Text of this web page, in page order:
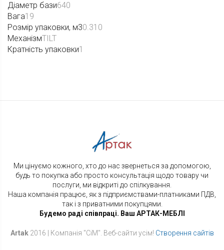
Діаметр бази640
Вага19
Розмір упаковки, м30.310
МеханізмTILT
Кратність упаковки1
Ми цінуємо кожного, хто до нас звернеться за допомогою,
будь то покупка або просто консультація щодо товару чи
послуги, ми відкриті до спілкування.
Наша компанія працює, як з підприємствами-платниками ПДВ,
так і з приватними покупцями.
Будемо раді співпраці. Ваш АРТАК-МЕБЛІ
Artak2016 | Компанія "СіМ". Веб-cайти усім! Створення сайтів